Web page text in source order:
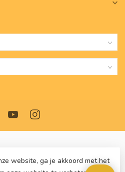
website, ga je akkoord met het